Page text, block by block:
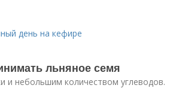
день на кефире
льняное семя
и небольшим количеством углеводов.